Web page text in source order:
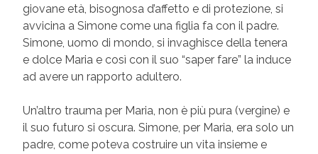
giovane età, bisognosa d’affetto e di protezione, si
avvicina a Simone come una figlia fa con il padre.
Simone, uomo di mondo, si invaghisce della tenera
e dolce Maria e così con il suo “saper fare” la induce
ad avere un rapporto adultero.
Un’altro trauma per Maria, non è più pura (vergine) e
il suo futuro si oscura. Simone, per Maria, era solo un
padre, come poteva costruire un vita insieme e